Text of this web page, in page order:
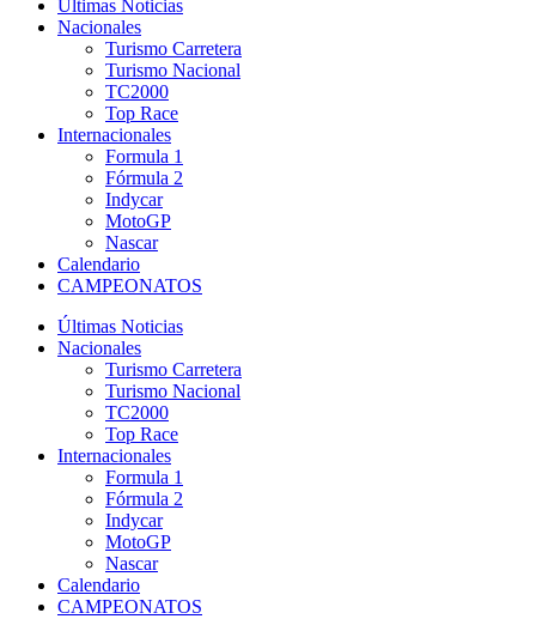
Últimas Noticias
Nacionales
Turismo Carretera
Turismo Nacional
TC2000
Top Race
Internacionales
Formula 1
Fórmula 2
Indycar
MotoGP
Nascar
Calendario
CAMPEONATOS
Últimas Noticias
Nacionales
Turismo Carretera
Turismo Nacional
TC2000
Top Race
Internacionales
Formula 1
Fórmula 2
Indycar
MotoGP
Nascar
Calendario
CAMPEONATOS